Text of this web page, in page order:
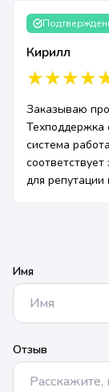
Кирилл
Заказываю
Техподдержка
система
для репутации
Имя
Отзыв